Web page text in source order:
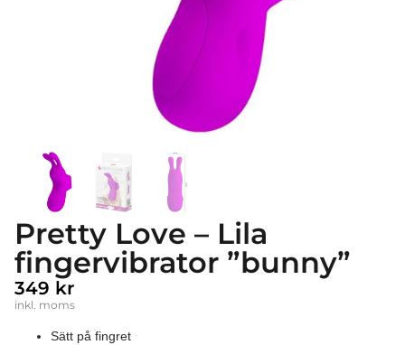
Pretty Love – Lila
fingervibrator ”bunny”
349 kr
inkl. moms
Sätt på fingret